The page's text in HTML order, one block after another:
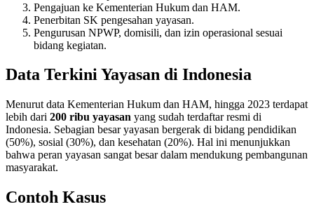
Pengajuan ke Kementerian Hukum dan HAM.
Penerbitan SK pengesahan yayasan.
Pengurusan NPWP, domisili, dan izin operasional sesuai
bidang kegiatan.
Data Terkini Yayasan di Indonesia
Menurut data Kementerian Hukum dan HAM, hingga 2023 terdapat
lebih dari 200 ribu yayasan yang sudah terdaftar resmi di
Indonesia. Sebagian besar yayasan bergerak di bidang pendidikan
(50%), sosial (30%), dan kesehatan (20%). Hal ini menunjukkan
bahwa peran yayasan sangat besar dalam mendukung pembangunan
masyarakat.
Contoh Kasus